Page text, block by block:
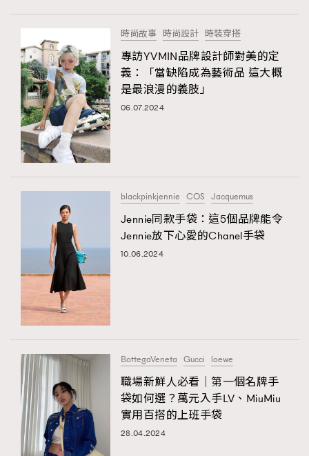
時尚故事 時尚設計 時裝穿搭
專訪YVMIN品牌設計師對美的定
義：「當缺陷成為藝術品 這大概
是最浪漫的義肢」
06.07.2024
blackpinkjennie COS Jacquemus
Jennie同款手袋：這5個品牌能令
Jennie放下心愛的Chanel手袋
10.06.2024
BottegaVeneta Gucci loewe
職場新鮮人必看｜第一個名牌手
袋如何選？萬元入手LV、MiuMiu
實用百搭的上班手袋
28.04.2024